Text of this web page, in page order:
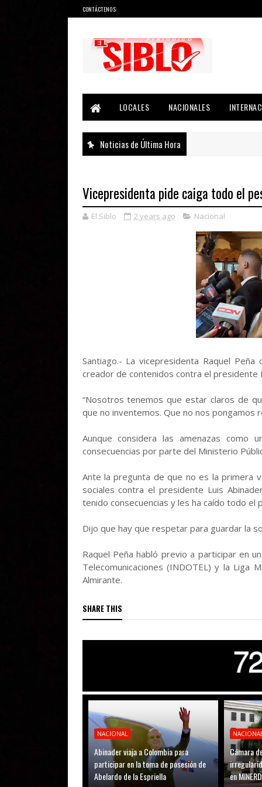
CONTÁCTENOS:
LOCALES
NACIONALES
Noticias de Última Hora
Vicepresidenta pide caiga todo el
El Siblo 2 years ago Nacional
Santiago.- La vicepresidenta Raquel
creador de contenidos contra el presidente
“Nosotros tenemos que estar claros de
que no inventemos. Que no nos pongamos
Aunque considera las amenazas como
consecuencias por parte del Ministerio
Ante la pregunta de que no es la primera
sociales contra el presidente Luis
tenido consecuencias y les ha caído todo el
Dijo que hay que respetar para guardar la
Raquel Peña habló previo a participar en
Telecomunicaciones (INDOTEL) y la Liga
Almirante.
SHARE THIS
NACIONAL
Abinader viaja a Colombia para
participar en la toma de posesión de
Abelardo de la Espriella
Cámara
en MINERD